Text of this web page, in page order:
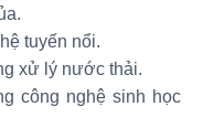
tuyến nổi.
xử lý nước thải.
công nghệ sinh học